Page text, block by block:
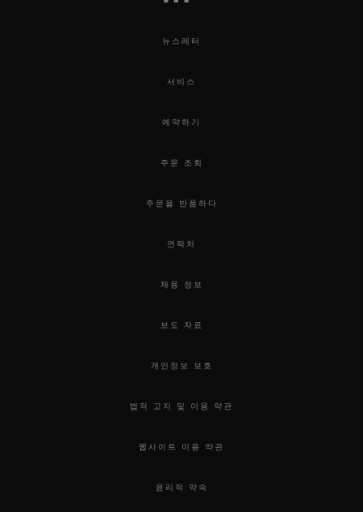
뉴스레터
서비스
예약하기
주문 조회
주문을 반품하다
연락처
채용 정보
보도 자료
개인정보 보호
법적 고지 및 이용 약관
웹사이트 이용 약관
윤리적 약속